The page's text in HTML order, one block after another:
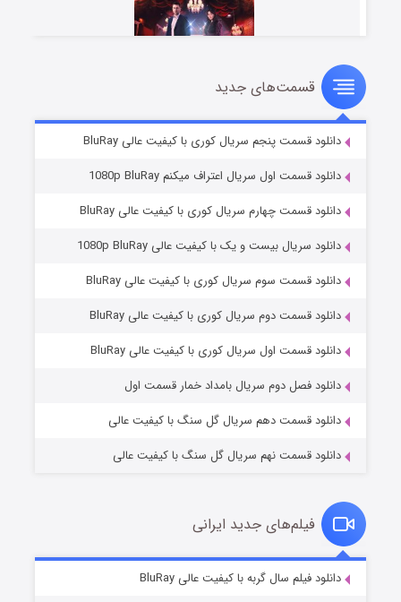
سریال زشت
قسمت۲ (زیرنویس) منتشر شد
مردگان متحرک: شهر مرده ۳
قسمت۲ (زیرنویس) منتشر شد
قسمت۷ (زیرنویس) منتشر شد
قسمت‌های جدید
دانلود قسمت پنجم سریال کوری با کیفیت عالی BluRay
دانلود قسمت اول سریال اعتراف میکنم 1080p BluRay
دانلود قسمت چهارم سریال کوری با کیفیت عالی BluRay
دانلود سریال بیست و یک با کیفیت عالی 1080p BluRay
دانلود قسمت سوم سریال کوری با کیفیت عالی BluRay
دانلود قسمت دوم سریال کوری با کیفیت عالی BluRay
دانلود قسمت اول سریال کوری با کیفیت عالی BluRay
دانلود فصل دوم سریال بامداد خمار قسمت اول
دانلود قسمت دهم سریال گل سنگ با کیفیت عالی
دانلود قسمت نهم سریال گل سنگ با کیفیت عالی
فیلم‌های جدید ایرانی
دانلود فیلم سال گربه با کیفیت عالی BluRay